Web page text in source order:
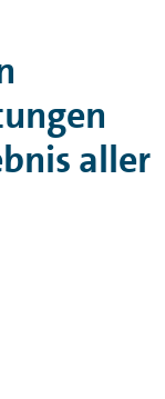
aller